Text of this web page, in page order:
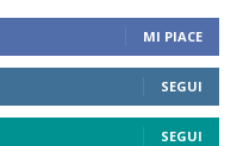
MI PIACE
SEGUI
SEGUI